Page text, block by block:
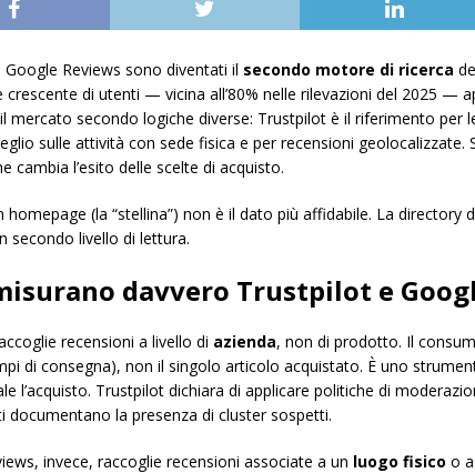
Reviews sono diventati il secondo motore di ricerca
crescente di utenti — vicina all’80% nelle rilevazioni del 2025 —
mercato secondo logiche diverse: Trustpilot è il riferimento
sulle attività con sede fisica e per recensioni
cambia l’esito delle scelte di acquisto.
homepage (la “stellina”) non è il dato più affidabile. La
secondo livello di lettura.
davvero Trustpilot e
recensioni a livello di azienda, non di prodotto. Il
di consegna), non il singolo articolo acquistato. È uno
l’acquisto. Trustpilot dichiara di applicare politiche di
documentano la presenza di cluster sospetti.
invece, raccoglie recensioni associate a un luogo fisico o